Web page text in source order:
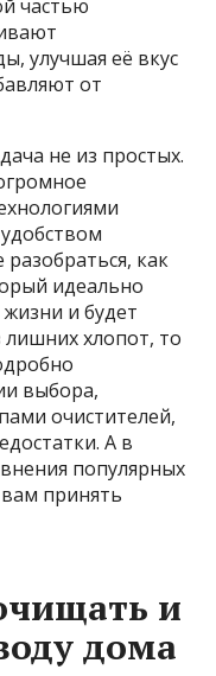
частью
улучшая её вкус
от
не из простых.
как
идеально
и будет
хлопот, то
выбора,
очистителей,
А в
популярных
принять
и
дома